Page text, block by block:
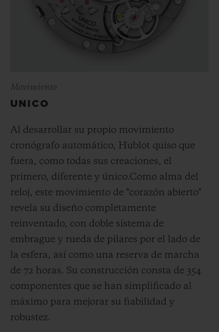
Movimiento
UNICO
Al desarrollar su propio movimiento
cronógrafo automático, Hublot quiso que
fuera, como todas sus creaciones, el
primero, diferente y único.Como alma del
reloj, este movimiento de "corazón abierto"
revela su diseño completamente
reinventado, con doble sistema de
embrague y rueda de pilares por el lado de
la esfera, así como una reserva de marcha
de 72 horas. Su construcción consta de 354
componentes que se han simplificado al
máximo para mejorar su fiabilidad y
robustez.